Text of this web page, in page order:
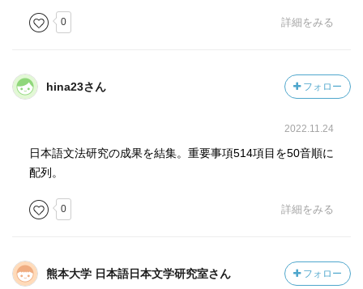
0 詳細をみる
hina23さん フォロー
2022.11.24
日本語文法研究の成果を結集。重要事項514項目を50音順に
配列。
0 詳細をみる
熊本大学 日本語日本文学研究室さん フォロー